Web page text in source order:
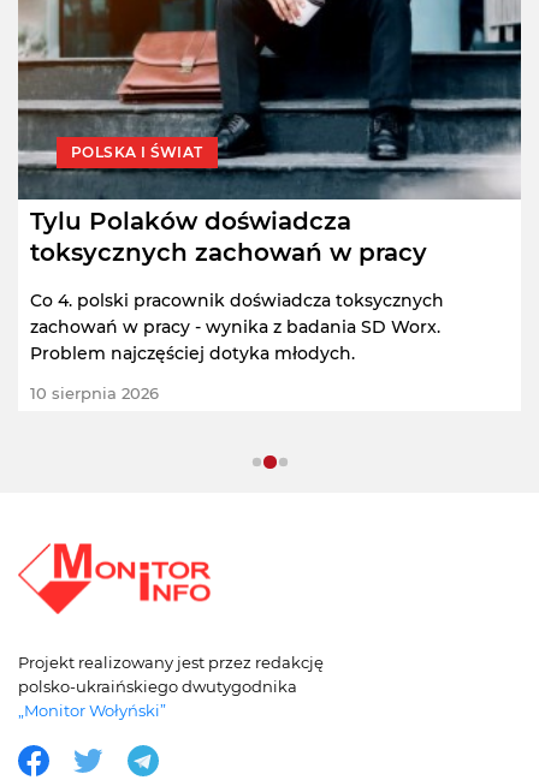
POLSKA I ŚWIAT
Tylu Polaków doświadcza
toksycznych zachowań w pracy
Co 4. polski pracownik doświadcza toksycznych
zachowań w pracy - wynika z badania SD Worx.
Problem najczęściej dotyka młodych.
10 sierpnia 2026
Projekt realizowany jest przez redakcję
polsko-ukraińskiego dwutygodnika
„Monitor Wołyński”